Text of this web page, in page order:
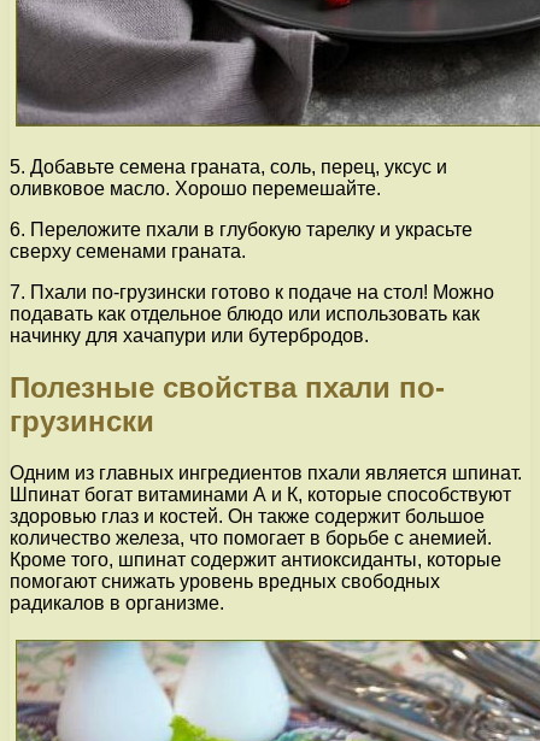
5. Добавьте семена граната, соль, перец, уксус и
оливковое масло. Хорошо перемешайте.
6. Переложите пхали в глубокую тарелку и украсьте
сверху семенами граната.
7. Пхали по-грузински готово к подаче на стол! Можно
подавать как отдельное блюдо или использовать как
начинку для хачапури или бутербродов.
Полезные свойства пхали по-
грузински
Одним из главных ингредиентов пхали является шпинат.
Шпинат богат витаминами А и К, которые способствуют
здоровью глаз и костей. Он также содержит большое
количество железа, что помогает в борьбе с анемией.
Кроме того, шпинат содержит антиоксиданты, которые
помогают снижать уровень вредных свободных
радикалов в организме.